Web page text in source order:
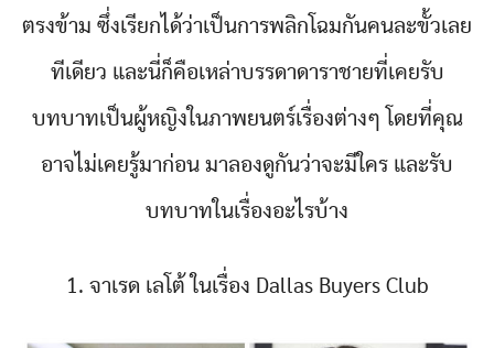
ตรงข้าม ซึ่งเรียกได้ว่าเป็นการพลิกโฉมกันคนละขั้วเลย
ทีเดียว และนี่ก็คือเหล่าบรรดาดาราชายที่เคยรับ
บทบาทเป็นผู้หญิงในภาพยนตร์เรื่องต่างๆ โดยที่คุณ
อาจไม่เคยรู้มาก่อน มาลองดูกันว่าจะมีใคร และรับ
บทบาทในเรื่องอะไรบ้าง
1. จาเรด เลโต้ ในเรื่อง Dallas Buyers Club